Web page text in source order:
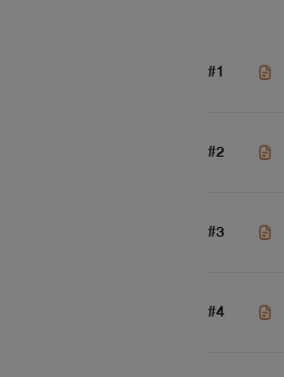
#1
#2
#3
#4